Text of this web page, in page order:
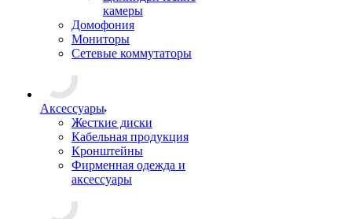
камеры
Домофония
Мониторы
Сетевые коммутаторы
Аксессуары
Жесткие диски
Кабельная продукция
Кронштейны
Фирменная одежда и
аксессуары